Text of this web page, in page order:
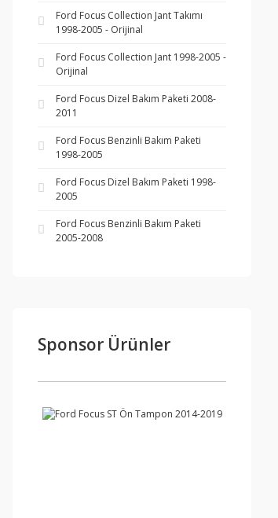
Ford Focus Collection Jant Takımı
1998-2005 - Orijinal
Ford Focus Collection Jant 1998-2005 -
Orijinal
Ford Focus Dizel Bakım Paketi 2008-
2011
Ford Focus Benzinli Bakım Paketi
1998-2005
Ford Focus Dizel Bakım Paketi 1998-
2005
Ford Focus Benzinli Bakım Paketi
2005-2008
Sponsor Ürünler